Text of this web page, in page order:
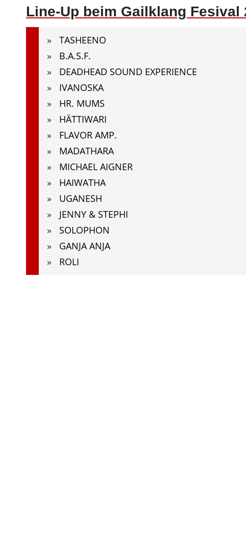
Line-Up beim Gailklang Fesival
TASHEENO
B.A.S.F.
DEADHEAD SOUND EXPERIENCE
IVANOSKA
HR. MUMS
HÄTTIWARI
FLAVOR AMP.
MADATHARA
MICHAEL AIGNER
HAIWATHA
UGANESH
JENNY & STEPHI
SOLOPHON
GANJA ANJA
ROLI